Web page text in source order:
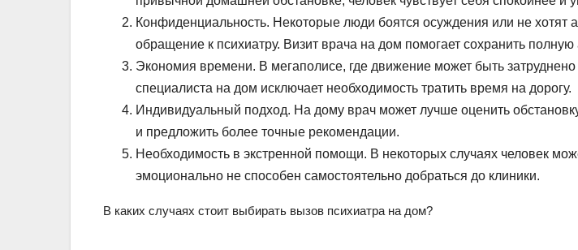
Конфиденциальность. Некоторые люди боятся осуждения или не хотят
обращение к психиатру. Визит врача на дом помогает сохранить полную
Экономия времени. В мегаполисе, где движение может быть
специалиста на дом исключает необходимость тратить время на дорогу.
Индивидуальный подход. На дому врач может лучше оценить
и предложить более точные рекомендации.
Необходимость в экстренной помощи. В некоторых случаях человек
эмоционально не способен самостоятельно добраться до клиники.
В каких случаях стоит выбирать вызов психиатра на дом?